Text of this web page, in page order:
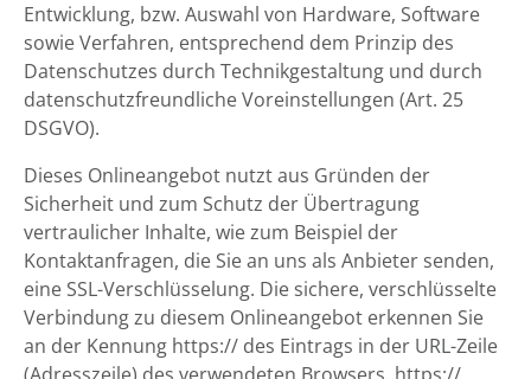
Entwicklung, bzw. Auswahl von Hardware, Software
sowie Verfahren, entsprechend dem Prinzip des
Datenschutzes durch Technikgestaltung und durch
datenschutzfreundliche Voreinstellungen (Art. 25
DSGVO).
Dieses Onlineangebot nutzt aus Gründen der
Sicherheit und zum Schutz der Übertragung
vertraulicher Inhalte, wie zum Beispiel der
Kontaktanfragen, die Sie an uns als Anbieter senden,
eine SSL-Verschlüsselung. Die sichere, verschlüsselte
Verbindung zu diesem Onlineangebot erkennen Sie
an der Kennung https:// des Eintrags in der URL-Zeile